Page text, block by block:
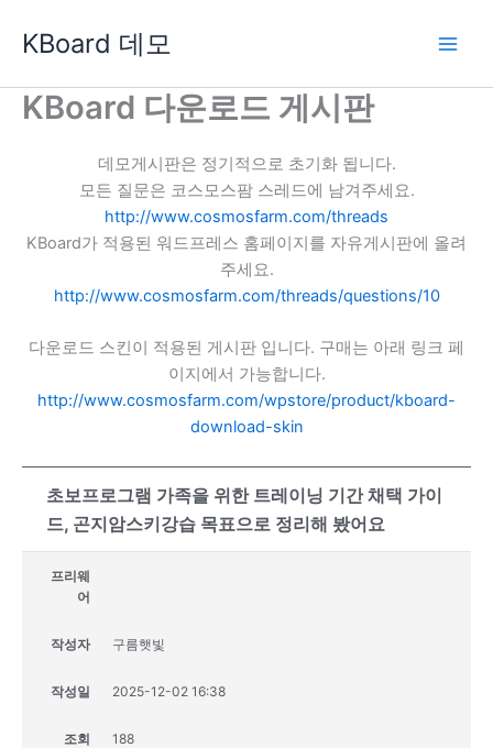
로
KBoard 데모
KBoard 다운로드 게시판
데모게시판은 정기적으로 초기화 됩니다.
모든 질문은 코스모스팜 스레드에 남겨주세요.
http://www.cosmosfarm.com/threads
KBoard가 적용된 워드프레스 홈페이지를 자유게시판에 올려
주세요.
http://www.cosmosfarm.com/threads/questions/10
다운로드 스킨이 적용된 게시판 입니다. 구매는 아래 링크 페
이지에서 가능합니다.
http://www.cosmosfarm.com/wpstore/product/kboard-
download-skin
초보프로그램 가족을 위한 트레이닝 기간 채택 가이
드, 곤지암스키강습 목표으로 정리해 봤어요
프리웨
어
작성자 구름햇빛
작성일 2025-12-02 16:38
조회 188